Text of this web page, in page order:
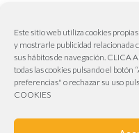
Este sitio web utiliza cookies
y mostrarle publicidad relacionada
sus hábitos de navegación. CLICA
todas las cookies pulsando el botón
preferencias" o rechazar su uso
COOKIES
Aviva
955 63